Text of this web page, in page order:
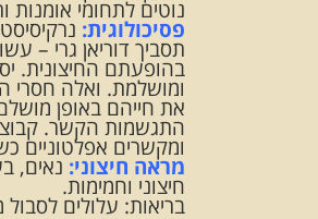
נוטים לתחומי אומנות
פסיכולוגית:
תסביך דוריאן גרי –
בהופעתם החיצונית.
ומושלמת. ואלה חסרי
את חייהם באופן
התגשמות הקשר. קבוצה
ומקשרים אפלטוניים
מראה חיצוני: נאים,
חיצוני וחמימות.
בריאות: עלולים לסבול